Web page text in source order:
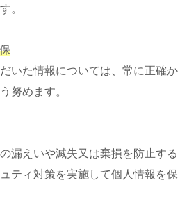
。
いた情報については、常に正確か
努めます。
漏えいや滅失又は棄損を防止する
ティ対策を実施して個人情報を保